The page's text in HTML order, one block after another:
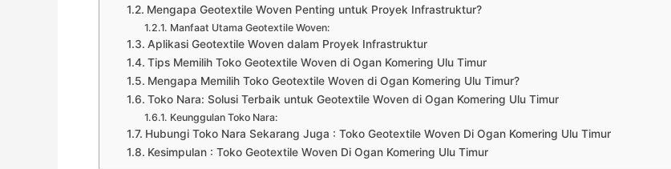
Mengapa Geotextile Woven Penting untuk Proyek Infrastruktur?
Manfaat Utama Geotextile Woven:
Aplikasi Geotextile Woven dalam Proyek Infrastruktur
Tips Memilih Toko Geotextile Woven di Ogan Komering Ulu Timur
Mengapa Memilih Toko Geotextile Woven di Ogan Komering Ulu Timur?
Toko Nara: Solusi Terbaik untuk Geotextile Woven di Ogan Komering Ulu Timur
Keunggulan Toko Nara:
Hubungi Toko Nara Sekarang Juga : Toko Geotextile Woven Di Ogan Komering Ulu Timur
Kesimpulan : Toko Geotextile Woven Di Ogan Komering Ulu Timur